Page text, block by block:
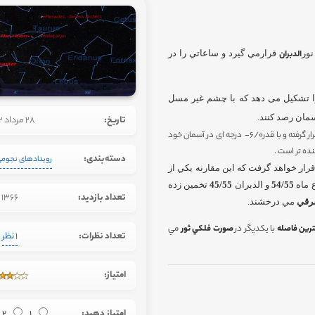
الدبران قرارمي گيرد و ساعاتي را در
تشکیل می دهد که با چشم غیر مسل
رصد کنند.
این غول سرخ دارای قطری 95 برابر قطر خورشید درفاصله 65 سال نوری از زمین قرار گرفته و با قدر6/0- درجه ای در آسمان خود
خواهد گرفت كه اين مقارنه يكي از
ماه 54/55و الدبران 45/55تخمين زده
مي درخشند.
فاصلهبا يكديگر درصورت فلكي ثورمي
تاریخ: 28 مرداد 1392
دسته‌بندی: رویدادهای
تعداد بازدید: 1366
تعداد نظرات: 1 نظر
امتیاز: